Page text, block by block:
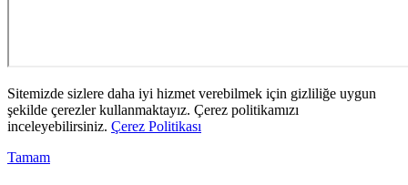
Sitemizde sizlere daha iyi hizmet verebilmek için gizliliğe uygun
şekilde çerezler kullanmaktayız. Çerez politikamızı
inceleyebilirsiniz. Çerez Politikası
Tamam